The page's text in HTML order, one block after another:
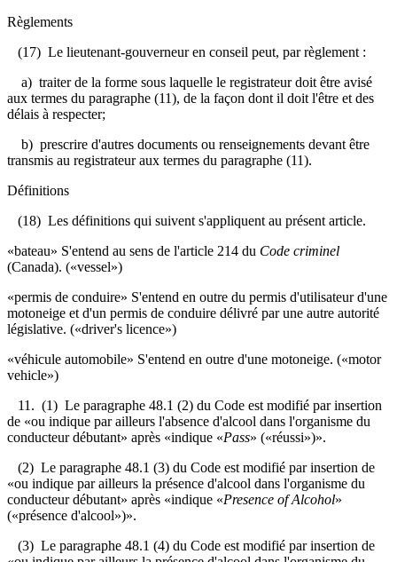
Règlements
(17) Le lieutenant-gouverneur en conseil peut, par règlement :
a) traiter de la forme sous laquelle le registrateur doit être avisé
aux termes du paragraphe (11), de la façon dont il doit l'être et des
délais à respecter;
b) prescrire d'autres documents ou renseignements devant être
transmis au registrateur aux termes du paragraphe (11).
Définitions
(18) Les définitions qui suivent s'appliquent au présent article.
«bateau» S'entend au sens de l'article 214 du Code criminel
(Canada). («vessel»)
«permis de conduire» S'entend en outre du permis d'utilisateur d'une
motoneige et d'un permis de conduire délivré par une autre autorité
législative. («driver's licence»)
«véhicule automobile» S'entend en outre d'une motoneige. («motor
vehicle»)
11. (1) Le paragraphe 48.1 (2) du Code est modifié par insertion
de «ou indique par ailleurs l'absence d'alcool dans l'organisme du
conducteur débutant» après «indique «Pass» («réussi»)».
(2) Le paragraphe 48.1 (3) du Code est modifié par insertion de
«ou indique par ailleurs la présence d'alcool dans l'organisme du
conducteur débutant» après «indique «Presence of Alcohol»
(«présence d'alcool»)».
(3) Le paragraphe 48.1 (4) du Code est modifié par insertion de